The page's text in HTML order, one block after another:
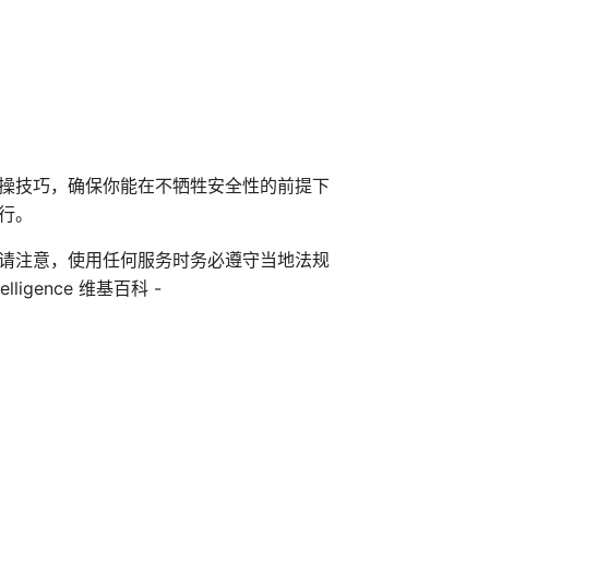
技巧，确保你能在不牺牲安全性的前提下
。
注意，使用任何服务时务必遵守当地法规
维基百科 -